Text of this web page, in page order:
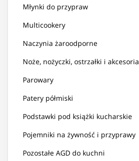
Młynki do przypraw
Multicookery
Naczynia żaroodporne
Noże, nożyczki, ostrzałki i akcesoria
Parowary
Patery półmiski
Podstawki pod książki kucharskie
Pojemniki na żywność i przyprawy
Pozostałe AGD do kuchni